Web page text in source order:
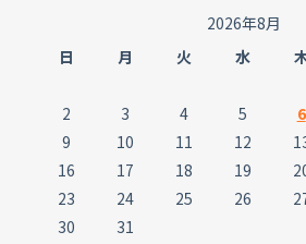
2026年8月
日
月 火 水
2
3 4 5 6
9
10 11 12
16
17 18 19
23
24 25 26
30
31